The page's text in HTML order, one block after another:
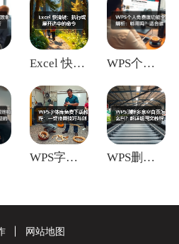
Excel 快捷键：执行或展开选中的命令 WPS个人免费版功能全解析：够用吗？适合
WPS字体库免费下载教程：一键使用技巧与 WPS删除多余空白页怎么删？超详细图文教
网站地图